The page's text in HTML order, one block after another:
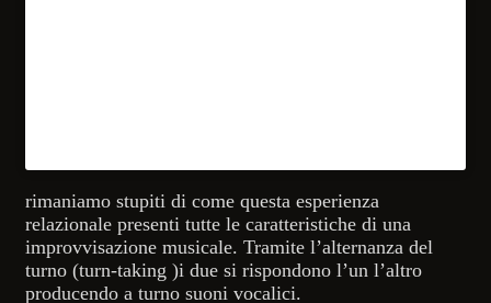
rimaniamo stupiti di come questa esperienza
relazionale presenti tutte le caratteristiche di una
improvvisazione musicale. Tramite l’alternanza del
turno (turn-taking )i due si rispondono l’un l’altro
producendo a turno suoni vocalici.